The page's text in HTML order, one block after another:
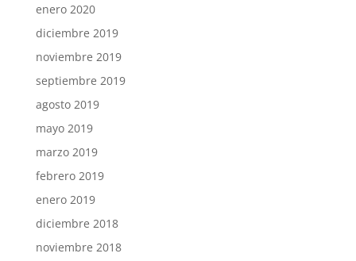
enero 2020
diciembre 2019
noviembre 2019
septiembre 2019
agosto 2019
mayo 2019
marzo 2019
febrero 2019
enero 2019
diciembre 2018
noviembre 2018